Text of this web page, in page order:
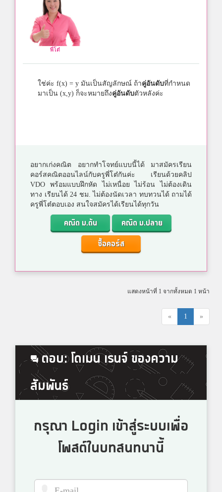
พี่โต๋
ใช่ค่ะ f(x) = y มันเป็นสัญลักษณ์ ถ้าคู่อันดับที่กำหนด
มาเป็น (x,y) ก็จะหมายถึงคู่อันดับตัวหลังค่ะ
อยากเก่งคณิต อยากทำโจทย์แบบนี้ได้ มาสมัครเรียน
คอร์สคณิตออนไลน์กับครูพี่โต๋กันค่ะ เรียนด้วยคลิป
VDO พร้อมแบบฝึกหัด ไม่เหนื่อย ไม่ร้อน ไม่ต้องเดิน
ทาง เรียนได้ 24 ชม. ไม่ต้องนัดเวลา ทบทวนได้ ถามได้
ครูพี่โต๋ตอบเอง สนใจสมัครได้เรียนได้ทุกวัน
คณิต ม.ต้น
คณิต ม.ปลาย
ซื้อคอร์ส
แสดงหน้าที่ 1 จากทั้งหมด 1 หน้า
« 1 »
ตอบ: โดเมน เรนจ์ ของความ
สัมพันธ์
กรุณา Login เข้าสู่ระบบเพื่อ
โพสต์ในบทสนทนานี้